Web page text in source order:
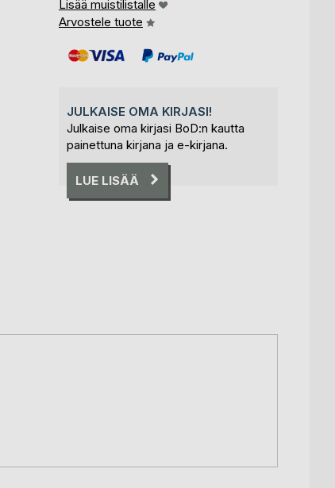
Lisää muistilistalle
Arvostele tuote
JULKAISE OMA KIRJASI!
Julkaise oma kirjasi BoD:n kautta
painettuna kirjana ja e-kirjana.
LUE LISÄÄ